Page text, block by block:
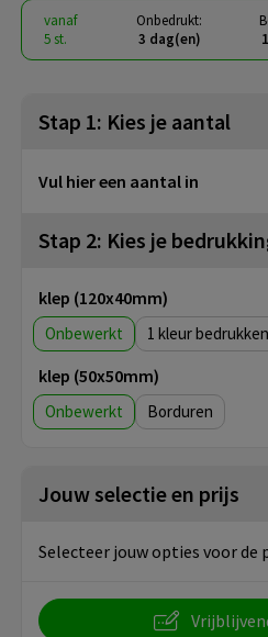
vanaf
5 st.
Onbedrukt:
3 dag(en)
Stap 1: Kies je aantal
Vul hier een aantal in
Stap 2: Kies je
klep (120x40mm)
Onbewerkt 1
klep (50x50mm)
Onbewerkt Borduren
Jouw selectie en prijs
Selecteer jouw opties voor de